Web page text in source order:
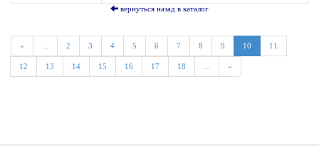
вернуться назад в каталог
« 2 3 4 5 6 7 8 9 10 11
12 13 14 15 16 17 18 »